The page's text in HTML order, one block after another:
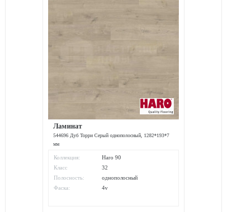
Ламинат
544696 Дуб Торри Серый однополосный, 1282*193*7
мм
Коллекция:
Haro 90
Класс
износостойкости:
32
Полосность:
однополосный
Фаска:
4v